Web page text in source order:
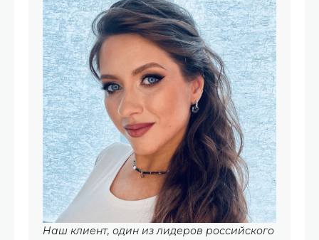
Наш клиент, один из лидеров российского